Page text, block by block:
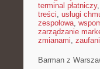
terminal płatniczy,
treści, usługi
zespołowa,
zarządzanie
zmianami,
Barman z